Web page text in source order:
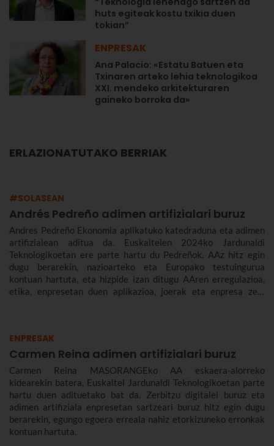
huts egiteak kostu txikia duen
tokian”
ENPRESAK
Ana Palacio: «Estatu Batuen eta
Txinaren arteko lehia teknologikoa
XXI. mendeko arkitekturaren
gaineko borroka da»
ERLAZIONATUTAKO BERRIAK
#SOLASEAN
Andrés Pedreño adimen artifizialari buruz
Andres Pedreño Ekonomia aplikatuko katedraduna eta adimen
artifizialean aditua da. Euskaltelen 2024ko Jardunaldi
Teknologikoetan ere parte hartu du Pedreñok. AAz hitz egin
dugu berarekin, nazioarteko eta Europako testuingurua
kontuan hartuta, eta hizpide izan ditugu AAren erregulazioa,
etika, enpresetan duen aplikazioa, joerak eta enpresa zein
ENPRESAK
Carmen Reina adimen artifizialari buruz
Carmen Reina MASORANGEko AA eskaera-alorreko
kidearekin batera, Euskaltel Jardunaldi Teknologikoetan parte
hartu duen adituetako bat da. Zerbitzu digitalei buruz eta
adimen artifiziala enpresetan sartzeari buruz hitz egin dugu
berarekin, egungo egoera erreala nahiz etorkizuneko erronkak
kontuan hartuta.